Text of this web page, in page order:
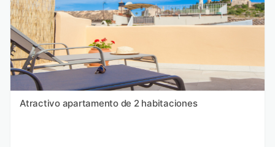
Atractivo apartamento de 2 habitaciones